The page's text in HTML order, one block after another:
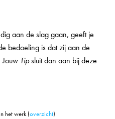
aan de slag gaan, geeft je
bedoeling is dat zij aan de
Tipsluit dan aan bij deze
het werk (overzicht)